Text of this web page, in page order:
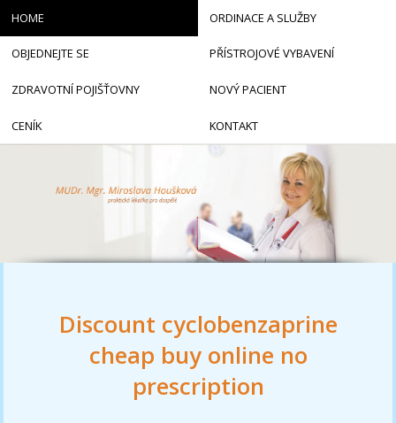
Discount cyclobenzaprine
cheap buy online no
prescription
HOME ORDINACE A SLUŽBY
OBJEDNEJTE SE PŘÍSTROJOVÉ VYBAVENÍ
ZDRAVOTNÍ POJIŠŤOVNY NOVÝ PACIENT
CENÍK KONTAKT